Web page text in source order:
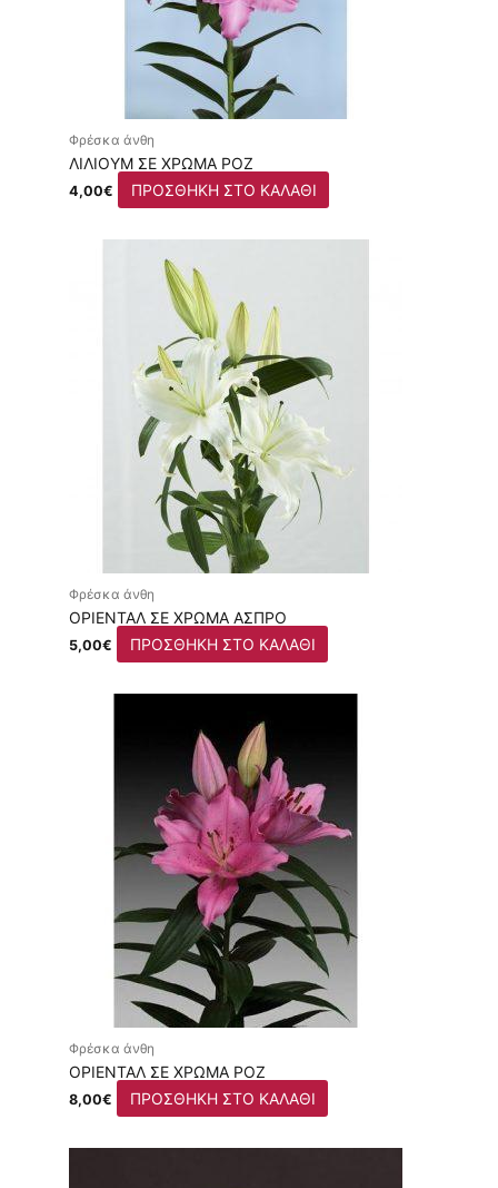
Φρέσκα άνθη
ΛΊΛΙΟΥΜ ΣΕ ΧΡΏΜΑ ΡΟΖ
4,00€ ΠΡΟΣΘΉΚΗ ΣΤΟ ΚΑΛΆΘΙ
Φρέσκα άνθη
ΟΡΙΕΝΤΆΛ ΣΕ ΧΡΏΜΑ ΆΣΠΡΟ
5,00€ ΠΡΟΣΘΉΚΗ ΣΤΟ ΚΑΛΆΘΙ
Φρέσκα άνθη
ΟΡΙΕΝΤΆΛ ΣΕ ΧΡΏΜΑ ΡΟΖ
8,00€ ΠΡΟΣΘΉΚΗ ΣΤΟ ΚΑΛΆΘΙ